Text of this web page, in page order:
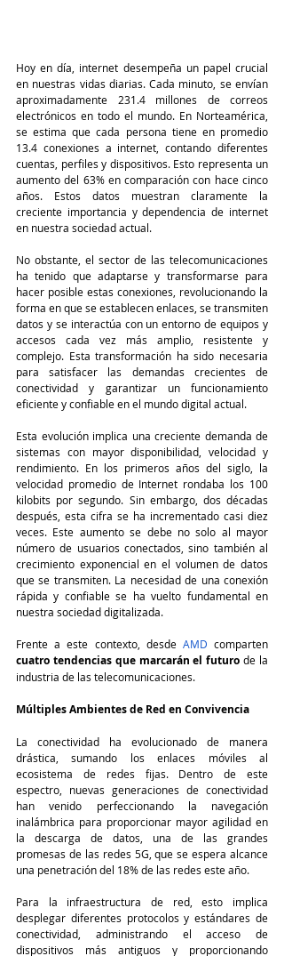
Hoy en día, internet desempeña un papel crucial
en nuestras vidas diarias. Cada minuto, se envían
aproximadamente 231.4 millones de correos
electrónicos en todo el mundo. En Norteamérica,
se estima que cada persona tiene en promedio
13.4 conexiones a internet, contando diferentes
cuentas, perfiles y dispositivos. Esto representa un
aumento del 63% en comparación con hace cinco
años. Estos datos muestran claramente la
creciente importancia y dependencia de internet
en nuestra sociedad actual.
No obstante, el sector de las telecomunicaciones
ha tenido que adaptarse y transformarse para
hacer posible estas conexiones, revolucionando la
forma en que se establecen enlaces, se transmiten
datos y se interactúa con un entorno de equipos y
accesos cada vez más amplio, resistente y
complejo. Esta transformación ha sido necesaria
para satisfacer las demandas crecientes de
conectividad y garantizar un funcionamiento
eficiente y confiable en el mundo digital actual.
Esta evolución implica una creciente demanda de
sistemas con mayor disponibilidad, velocidad y
rendimiento. En los primeros años del siglo, la
velocidad promedio de Internet rondaba los 100
kilobits por segundo. Sin embargo, dos décadas
después, esta cifra se ha incrementado casi diez
veces. Este aumento se debe no solo al mayor
número de usuarios conectados, sino también al
crecimiento exponencial en el volumen de datos
que se transmiten. La necesidad de una conexión
rápida y confiable se ha vuelto fundamental en
nuestra sociedad digitalizada.
Frente a este contexto, desde AMD
cuatro tendencias que marcarán el futuro de la
industria de las telecomunicaciones.
Múltiples Ambientes de Red en Convivencia
La conectividad ha evolucionado de manera
drástica, sumando los enlaces móviles al
ecosistema de redes fijas. Dentro de este
espectro, nuevas generaciones de conectividad
han venido perfeccionando la navegación
inalámbrica para proporcionar mayor agilidad en
la descarga de datos, una de las grandes
promesas de las redes 5G, que se espera alcance
una penetración del 18% de las redes este año.
Para la infraestructura de red, esto implica
desplegar diferentes protocolos y estándares de
conectividad, administrando el acceso de
dispositivos más antiguos y proporcionando